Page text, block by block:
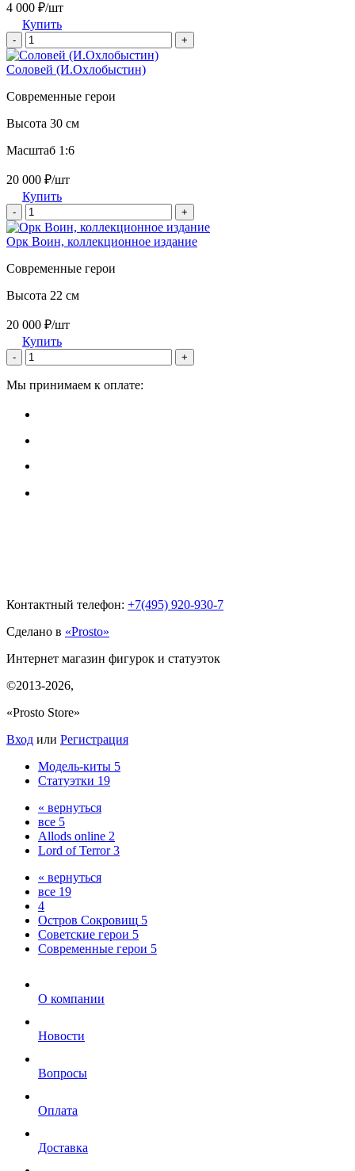
4 000 ₽/шт
Купить
- +
Соловей (И.Охлобыстин)
Современные герои
Высота 30 см
Масштаб 1:6
20 000 ₽/шт
Купить
- +
Орк Воин, коллекционное издание
Современные герои
Высота 22 см
20 000 ₽/шт
Купить
- +
Мы принимаем к оплате:
Контактный телефон: +7(495) 920-930-7
Сделано в «Prosto»
Интернет магазин фигурок и статуэток
©2013-2026,
«Prosto Store»
Вход или Регистрация
Модель-киты 5
Статуэтки 19
« вернуться
все 5
Allods online 2
Lord of Terror 3
« вернуться
все 19
4
Остров Сокровищ 5
Советские герои 5
Современные герои 5
О компании
Новости
Вопросы
Оплата
Доставка